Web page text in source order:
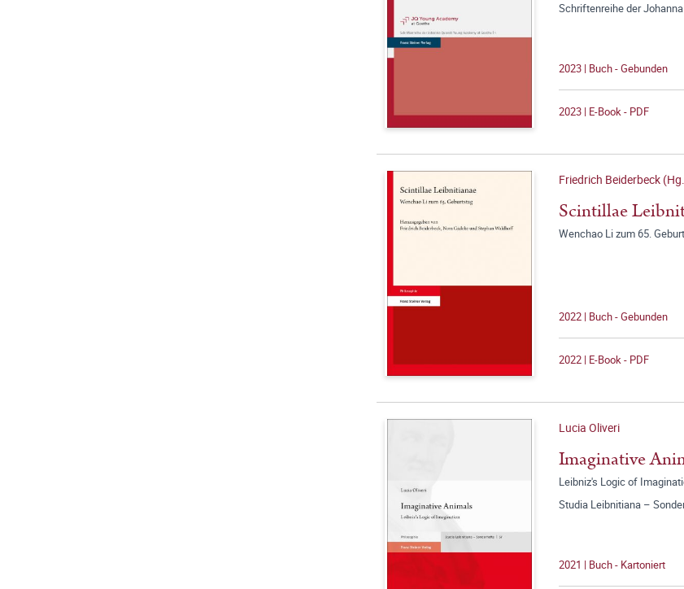
Schriftenreihe der
2023 | Buch - Gebunden
2023 | E-Book - PDF
Friedrich Beiderbeck
Scintillae
Wenchao Li zum 65.
2022 | Buch - Gebunden
2022 | E-Book - PDF
Lucia Oliveri
Imaginative
Leibniz's Logic of
Studia Leibnitiana –
2021 | Buch - Kartoniert